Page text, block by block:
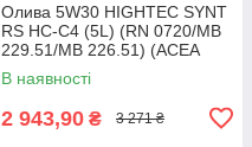
Олива 5W30 HIGHTEC SYNT
RS HC-C4 (5L) (RN 0720/MB
229.51/MB 226.51) (ACEA
C3,C4) ROWE 20121-0050-99
UA61
В наявності
2 943,90 ₴ 3 271 ₴